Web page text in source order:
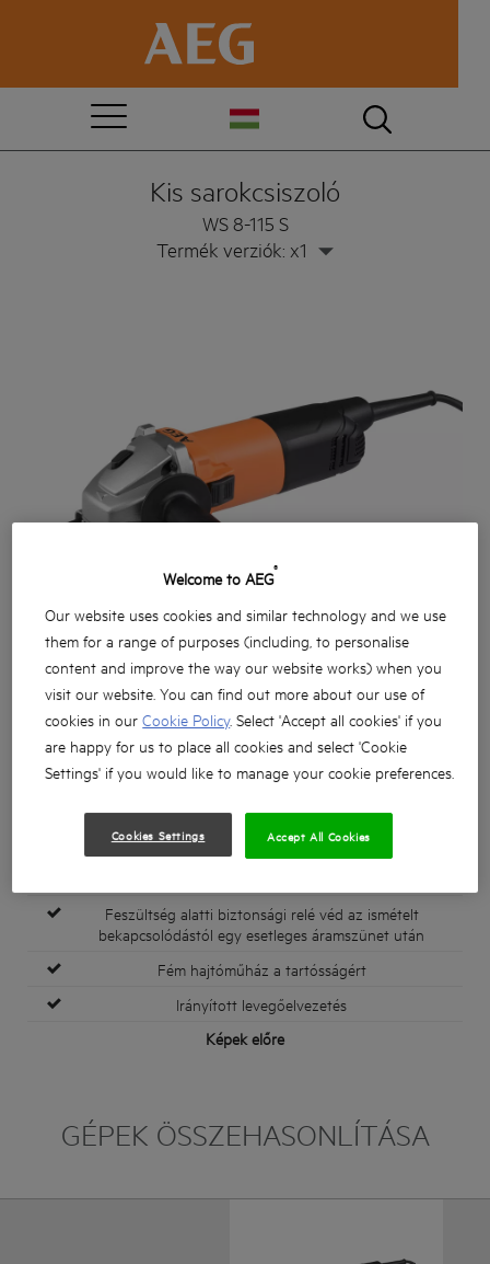
Kis sarokcsiszoló
WS 8-115 S
Termék verziók: x1
Feszültség alatti biztonsági relé véd az ismételt
bekapcsolódástól egy esetleges áramszünet után
Fém hajtóműház a tartósságért
Irányított levegőelvezetés
Képek előre
GÉPEK ÖSSZEHASONLÍTÁSA
Welcome to AEG®
Our website uses cookies and similar technology and we use
them for a range of purposes (including, to personalise
content and improve the way our website works) when you
visit our website. You can find out more about our use of
cookies in ourCookie Policy. Select 'Accept all cookies' if you
are happy for us to place all cookies and select 'Cookie
Settings' if you would like to manage your cookie preferences.
Cookies Settings Accept All Cookies